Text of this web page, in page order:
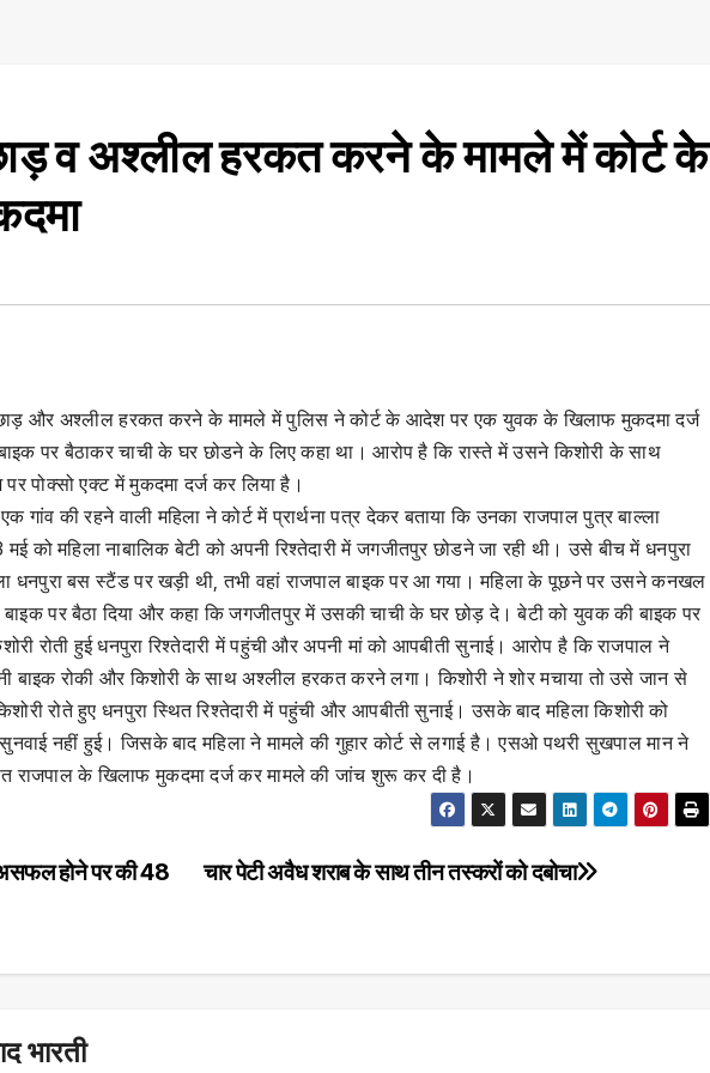
व अश्लील हरकत करने के मामले में कोर्ट केे
और अश्लील हरकत करने के मामले में पुलिस ने कोर्ट के आदेश पर एक युवक के खिलाफ मुकदमा दर्ज
पर बैठाकर चाची के घर छोडने के लिए कहा था। आरोप है कि रास्ते में उसने किशोरी के साथ
पोक्सो एक्ट में मुकदमा दर्ज कर लिया है।
की रहने वाली महिला ने कोर्ट में प्रार्थना पत्र देकर बताया कि उनका राजपाल पुत्र बाल्ला
को महिला नाबालिक बेटी को अपनी रिश्तेदारी में जगजीतपुर छोडने जा रही थी। उसे बीच में धनपुरा
धनपुरा बस स्टैंड पर खड़ी थी, तभी वहां राजपाल बाइक पर आ गया। महिला के पूछने पर उसने कनखल
पर बैठा दिया और कहा कि जगजीतपुर में उसकी चाची के घर छोड़ दे। बेटी को युवक की बाइक पर
रोती हुई धनपुरा रिश्तेदारी में पहुंची और अपनी मां को आपबीती सुनाई। आरोप है कि राजपाल ने
रोकी और किशोरी के साथ अश्लील हरकत करने लगा। किशोरी ने शोर मचाया तो उसे जान से
रोते हुए धनपुरा स्थित रिश्तेदारी में पहुंची और आपबीती सुनाई। उसके बाद महिला किशोरी को
नहीं हुई। जिसके बाद महिला ने मामले की गुहार कोर्ट से लगाई है। एसओ पथरी सुखपाल मान ने
राजपाल के खिलाफ मुकदमा दर्ज कर मामले की जांच शुरू कर दी है।
चार पेटी अवैध शराब के साथ तीन तस्करों को दबोचा
होने पर की 48
भारती